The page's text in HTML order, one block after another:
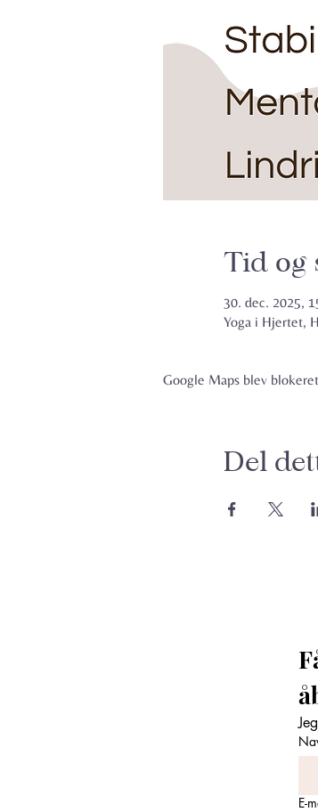
Tid og
30. dec. 2025,
Yoga i Hjertet,
Google Maps blev
Del
E-